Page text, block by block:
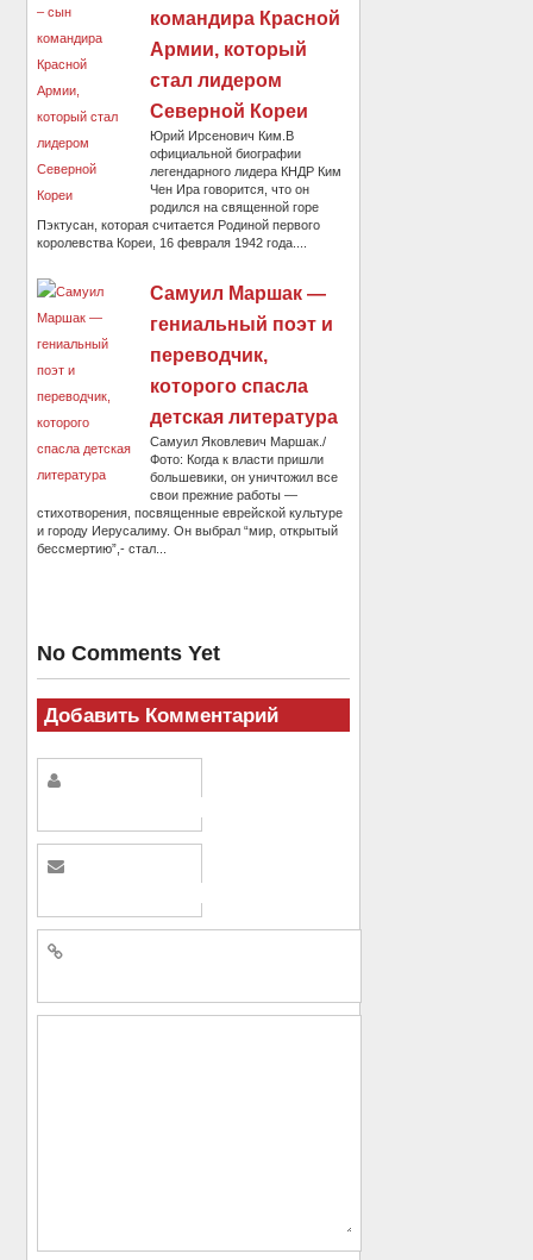
командира Красной
Армии, который
стал лидером
Северной Кореи
Юрий Ирсенович Ким.В
официальной биографии
легендарного лидера КНДР Ким
Чен Ира говорится, что он
родился на священной горе
Пэктусан, которая считается Родиной первого
королевства Кореи, 16 февраля 1942 года....
Самуил Маршак —
гениальный поэт и
переводчик,
которого спасла
детская литература
Самуил Яковлевич Маршак./
Фото: Когда к власти пришли
большевики, он уничтожил все
свои прежние работы —
стихотворения, посвященные еврейской культуре
и городу Иерусалиму. Он выбрал “мир, открытый
бессмертию”,- стал...
No Comments Yet
Добавить Комментарий